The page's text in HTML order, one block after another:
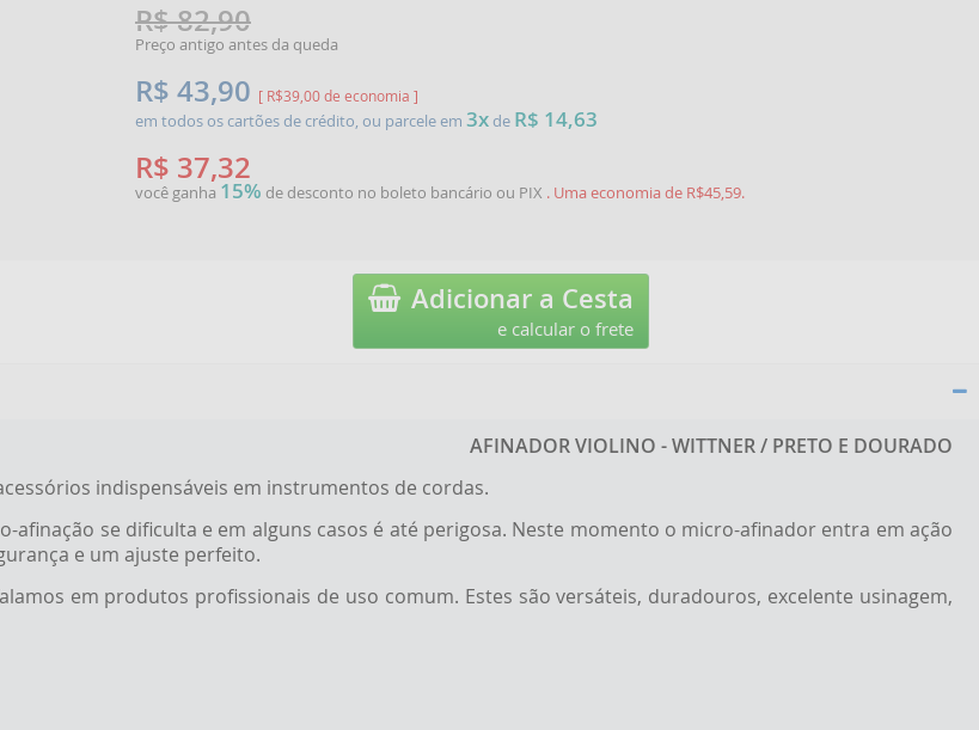
R$ 82,90
Preço antigo antes da queda
R$ 43,90 [ R$39,00 de economia ]
em todos os cartões de crédito, ou parcele em 3x de R$ 14,63
R$ 37,32
você ganha 15% de desconto no boleto bancário ou PIX . Uma economia de R$45,59.
Adicionar a Cesta
e calcular o frete
AFINADOR VIOLINO - WITTNER / PRETO E DOURADO
indispensáveis em instrumentos de cordas.
afinação se dificulta e em alguns casos é até perigosa. Neste momento o micro-afinador entra em ação
e um ajuste perfeito.
em produtos profissionais de uso comum. Estes são versáteis, duradouros, excelente usinagem,